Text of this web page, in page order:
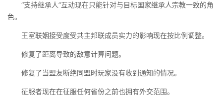
“支持继承人”互动现在只能针对与目标国家继承人宗教一致的角
色。
王室联姻接受度受共主邦联成员实力的影响现在按比例调整。
修复了距离导致的敌意计算问题。
修复了当盟友断绝同盟时玩家没有收到通知的情况。
征服者现在在征服任何省份之前也拥有外交范围。